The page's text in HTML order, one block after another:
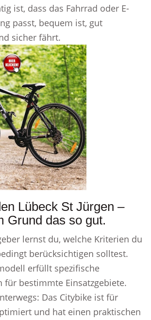
ist, dass das Fahrrad oder E-
passt, bequem ist, gut
sicher fährt.
Lübeck St Jürgen –
Grund das so gut.
lernst du, welche Kriterien du
berücksichtigen solltest.
erfüllt spezifische
für bestimmte Einsatzgebiete.
Das Citybike ist für
und hat einen praktischen